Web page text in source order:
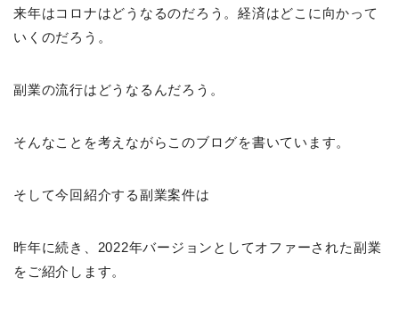
来年はコロナはどうなるのだろう。経済はどこに向かって
いくのだろう。
副業の流行はどうなるんだろう。
そんなことを考えながらこのブログを書いています。
そして今回紹介する副業案件は
昨年に続き、2022年バージョンとしてオファーされた副業
をご紹介します。